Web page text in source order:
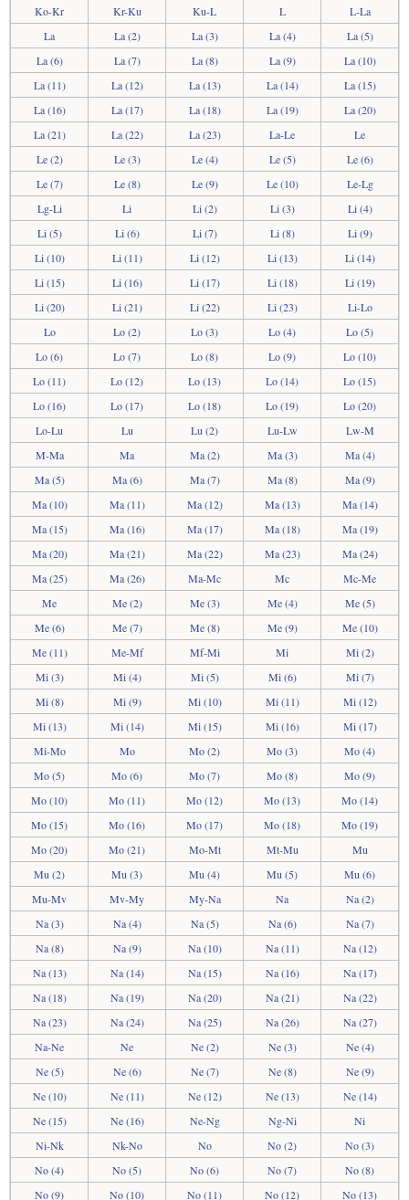
Ko-Kr
Kr-Ku Ku-L L
L-La
La
La (2) La (3) La (4)
La (5)
La (6)
La (7) La (8) La (9)
La (10)
La (11)
La (12) La (13) La (14)
La (15)
La (16)
La (17) La (18) La (19)
La (20)
La (21)
La (22) La (23) La-Le
Le
Le (2)
Le (3) Le (4) Le (5)
Le (6)
Le (7)
Le (8) Le (9) Le (10)
Le-Lg
Lg-Li
Li Li (2) Li (3)
Li (4)
Li (5)
Li (6) Li (7) Li (8)
Li (9)
Li (10)
Li (11) Li (12) Li (13)
Li (14)
Li (15)
Li (16) Li (17) Li (18)
Li (19)
Li (20)
Li (21) Li (22) Li (23)
Li-Lo
Lo
Lo (2) Lo (3) Lo (4)
Lo (5)
Lo (6)
Lo (7) Lo (8) Lo (9)
Lo (10)
Lo (11)
Lo (12) Lo (13) Lo (14)
Lo (15)
Lo (16)
Lo (17) Lo (18) Lo (19)
Lo (20)
Lo-Lu
Lu Lu (2) Lu-Lw
Lw-M
M-Ma
Ma Ma (2) Ma (3)
Ma (4)
Ma (5)
Ma (6) Ma (7) Ma (8)
Ma (9)
Ma (10)
Ma (11) Ma (12) Ma (13)
Ma (14)
Ma (15)
Ma (16) Ma (17) Ma (18)
Ma (19)
Ma (20)
Ma (21) Ma (22) Ma (23)
Ma (24)
Ma (25)
Ma (26) Ma-Mc Mc
Mc-Me
Me
Me (2) Me (3) Me (4)
Me (5)
Me (6)
Me (7) Me (8) Me (9)
Me (10)
Me (11)
Me-Mf Mf-Mi Mi
Mi (2)
Mi (3)
Mi (4) Mi (5) Mi (6)
Mi (7)
Mi (8)
Mi (9) Mi (10) Mi (11)
Mi (12)
Mi (13)
Mi (14) Mi (15) Mi (16)
Mi (17)
Mi-Mo
Mo Mo (2) Mo (3)
Mo (4)
Mo (5)
Mo (6) Mo (7) Mo (8)
Mo (9)
Mo (10)
Mo (11) Mo (12) Mo (13)
Mo (14)
Mo (15)
Mo (16) Mo (17) Mo (18)
Mo (19)
Mo (20)
Mo (21) Mo-Mt Mt-Mu
Mu
Mu (2)
Mu (3) Mu (4) Mu (5)
Mu (6)
Mu-Mv
Mv-My My-Na Na
Na (2)
Na (3)
Na (4) Na (5) Na (6)
Na (7)
Na (8)
Na (9) Na (10) Na (11)
Na (12)
Na (13)
Na (14) Na (15) Na (16)
Na (17)
Na (18)
Na (19) Na (20) Na (21)
Na (22)
Na (23)
Na (24) Na (25) Na (26)
Na (27)
Na-Ne
Ne Ne (2) Ne (3)
Ne (4)
Ne (5)
Ne (6) Ne (7) Ne (8)
Ne (9)
Ne (10)
Ne (11) Ne (12) Ne (13)
Ne (14)
Ne (15)
Ne (16) Ne-Ng Ng-Ni
Ni
Ni-Nk
Nk-No No No (2)
No (3)
No (4)
No (5) No (6) No (7)
No (8)
No (9)
No (10) No (11) No (12) No (13)